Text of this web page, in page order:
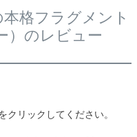
本格フラグメント
）のレビュー
クリックしてください。